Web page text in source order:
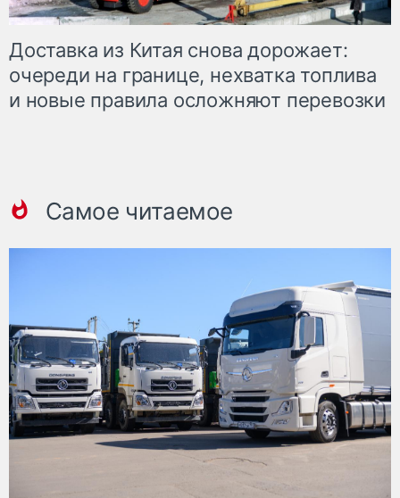
Доставка из Китая снова дорожает:
очереди на границе, нехватка топлива
и новые правила осложняют перевозки
Самое читаемое